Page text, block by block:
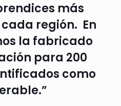
más
región. En
la fabricado
para 200
como